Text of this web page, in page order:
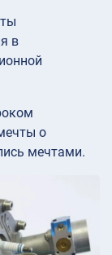
в
о
мечтами.